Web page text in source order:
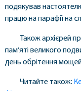
подякував
працю на парафії на
Також архієрей
пам‘яті великого
день обрітення
Читайте також: